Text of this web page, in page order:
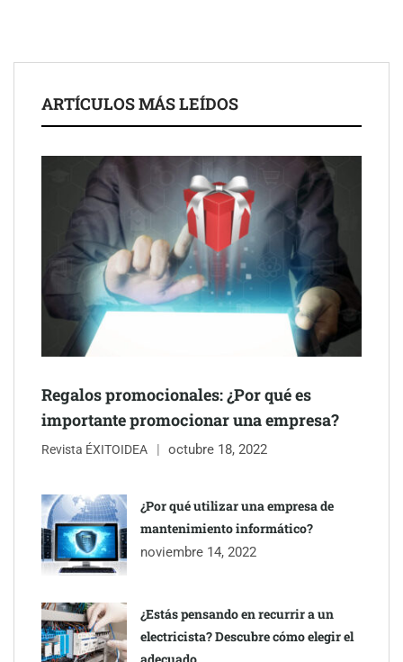
Schaeffler mejora su rentabilidad en el primer semestre de 2026
NOVA: innovación y diseño que transforman espacios de la
mano de Tormo Franquicias
ARTÍCULOS MÁS LEÍDOS
Regalos promocionales: ¿Por qué es
importante promocionar una empresa?
Revista ÉXITOIDEA octubre 18, 2022
¿Por qué utilizar una empresa de
mantenimiento informático?
noviembre 14, 2022
¿Estás pensando en recurrir a un
electricista? Descubre cómo elegir el
adecuado